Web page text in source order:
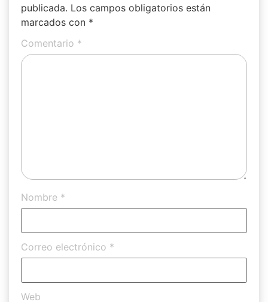
publicada. Los campos obligatorios están
marcados con *
Comentario *
Nombre *
Correo electrónico *
Web